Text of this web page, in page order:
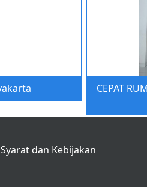
CEPAT
Syarat dan Kebijakan